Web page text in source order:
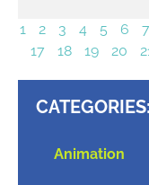
1 2 3 4 5 6 7
17
18 19 20
CATEGORIES:
Animation